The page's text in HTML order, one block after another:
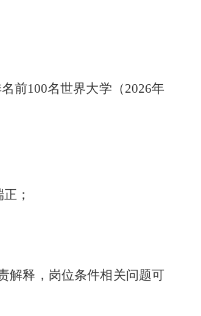
前100名世界大学（2026年
；
解释，岗位条件相关问题可